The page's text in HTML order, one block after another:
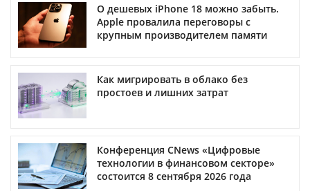
О дешевых iPhone 18 можно забыть.
Apple провалила переговоры с
крупным производителем памяти
Как мигрировать в облако без
простоев и лишних затрат
Конференция CNews «Цифровые
технологии в финансовом секторе»
состоится 8 сентября 2026 года